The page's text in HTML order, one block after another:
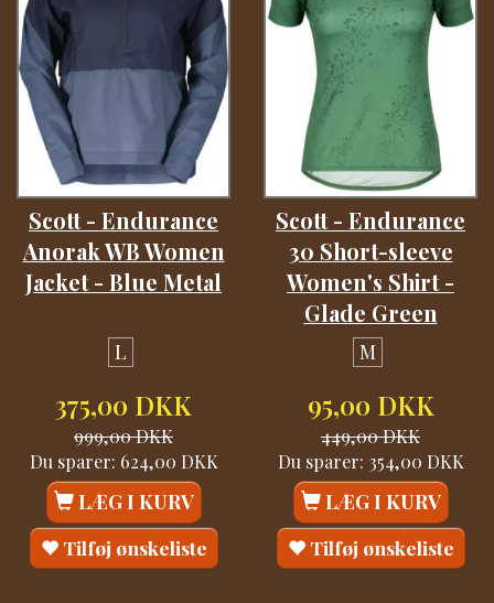
Scott - Endurance
Anorak WB Women
Jacket - Blue Metal
L
375,00 DKK
999,00 DKK
Du sparer: 624,00 DKK
LÆG I KURV
Tilføj ønskeliste
Scott - Endurance
30 Short-sleeve
Women's Shirt -
Glade Green
M
95,00 DKK
449,00 DKK
Du sparer: 354,00 DKK
LÆG I KURV
Tilføj ønskeliste